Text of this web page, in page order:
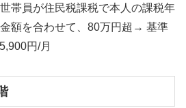
帯員が住民税課税で本人の課税年
額を合わせて、80万円超→ 基準
円/月